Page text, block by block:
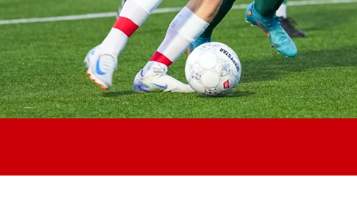
Jong AZ
Seizoenkaart